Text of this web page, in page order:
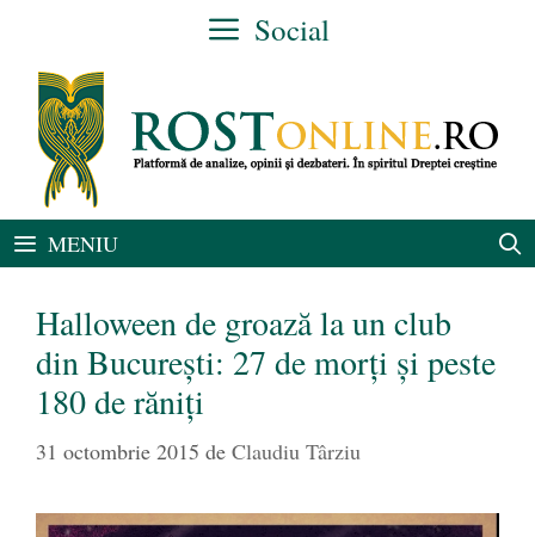
conținut
Social
MENIU
Halloween de groază la un club
din Bucureşti: 27 de morţi şi peste
180 de răniţi
31 octombrie 2015 de Claudiu Târziu